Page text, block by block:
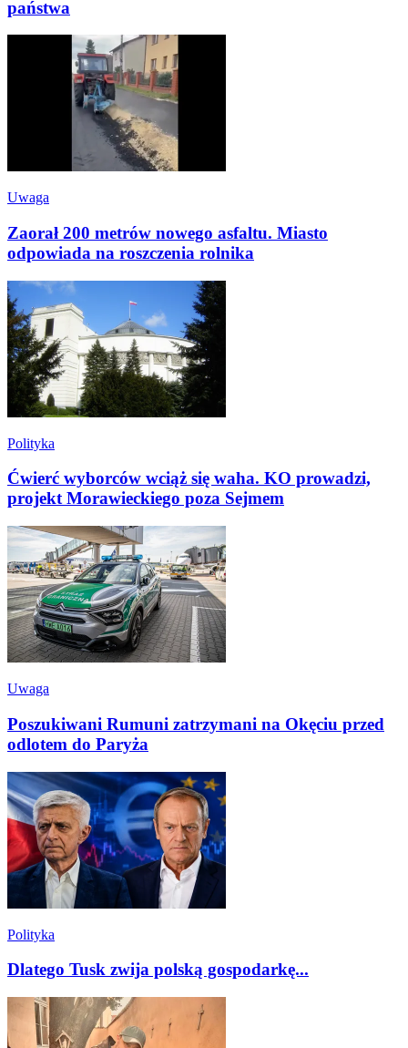
państwa
Uwaga
Zaorał 200 metrów nowego asfaltu. Miasto
odpowiada na roszczenia rolnika
Polityka
Ćwierć wyborców wciąż się waha. KO prowadzi,
projekt Morawieckiego poza Sejmem
Uwaga
Poszukiwani Rumuni zatrzymani na Okęciu przed
odlotem do Paryża
Polityka
Dlatego Tusk zwija polską gospodarkę...